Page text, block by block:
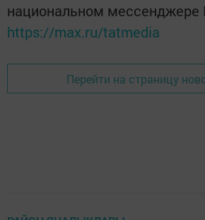
национальном мессенджере
https://max.ru/tatmedia
Перейти на страницу